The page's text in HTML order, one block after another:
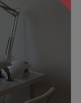
–
–
studijoje, kuri
rankų
kelios šio